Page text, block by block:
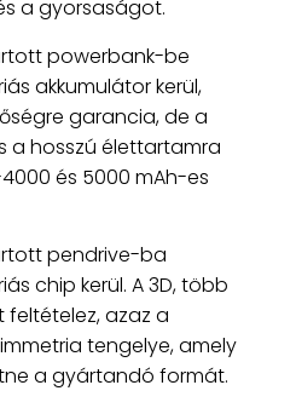
a gyorsaságot.
powerbank-be
akkumulátor kerül,
garancia, de a
a hosszú élettartamra
és 5000 mAh-es
pendrive-ba
chip kerül. A 3D, több
feltételez, azaz a
tengelye, amely
a gyártandó formát.